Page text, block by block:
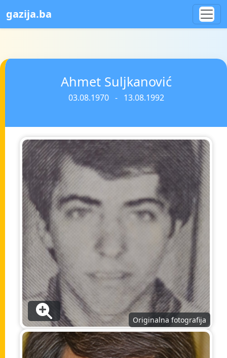
gazija.ba
Ahmet Suljkanović
03.08.1970 - 13.08.1992
Originalna fotografija